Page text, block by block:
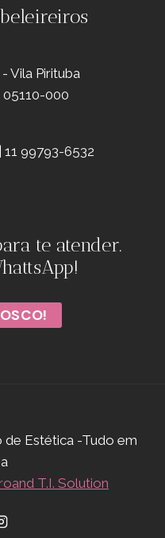
Vila Pirituba
05110-000
11 99793-6532
te atender.
Estética -Tudo em
T.I. Solution